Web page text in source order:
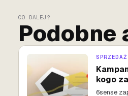
CO DALEJ?
Podobne
kogo
6sense